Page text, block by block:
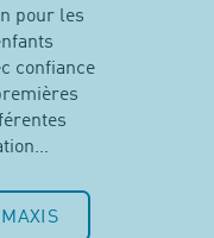
pour les
confiance